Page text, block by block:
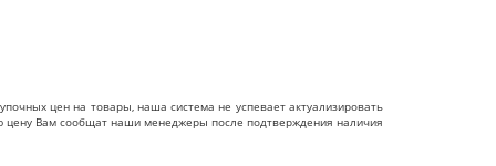
цен на товары, наша система не успевает актуализировать
Вам сообщат наши менеджеры после подтверждения наличия